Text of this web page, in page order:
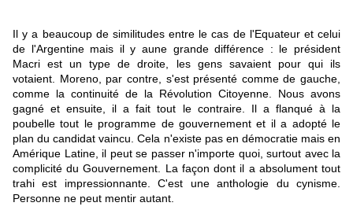
Il y a beaucoup de similitudes entre le cas de l'Equateur et celui
de l'Argentine mais il y aune grande différence : le président
Macri est un type de droite, les gens savaient pour qui ils
votaient. Moreno, par contre, s'est présenté comme de gauche,
comme la continuité de la Révolution Citoyenne. Nous avons
gagné et ensuite, il a fait tout le contraire. Il a flanqué à la
poubelle tout le programme de gouvernement et il a adopté le
plan du candidat vaincu. Cela n'existe pas en démocratie mais en
Amérique Latine, il peut se passer n'importe quoi, surtout avec la
complicité du Gouvernement. La façon dont il a absolument tout
trahi est impressionnante. C'est une anthologie du cynisme.
Personne ne peut mentir autant.